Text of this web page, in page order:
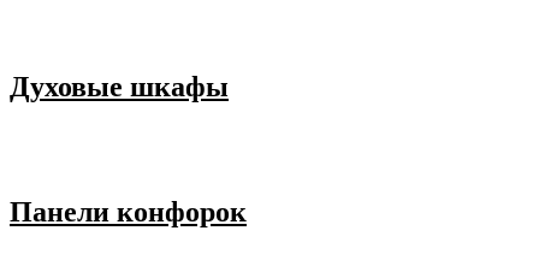
Духовые шкафы
Панели конфорок